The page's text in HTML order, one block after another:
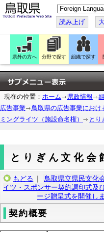
こ
の
ペ
ー
ジ
翻
訳
す
る
読み上げ
県外の方へ 分野で探す 組織で探す
現在の位置： ホーム 県政情報
広告事業
鳥取県の広告事業におけ
ミングライツ（施設命名権）
とり
とりぎん文化会
もどる ｜
鳥取県立県民文化
イツ・スポンサー契約調印式及
ージ贈呈式を開催し
契約概要